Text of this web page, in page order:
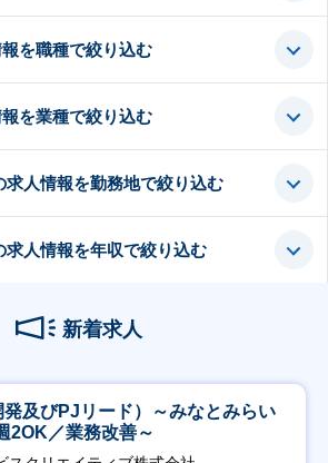
を職種で絞り込む
を業種で絞り込む
求人情報を勤務地で絞り込む
求人情報を年収で絞り込む
新着求人
発及びPJリード）～みなとみらい
2OK／業務改善～